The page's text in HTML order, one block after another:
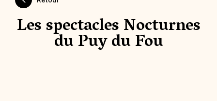
Les spectacles Nocturnes
du Puy du Fou